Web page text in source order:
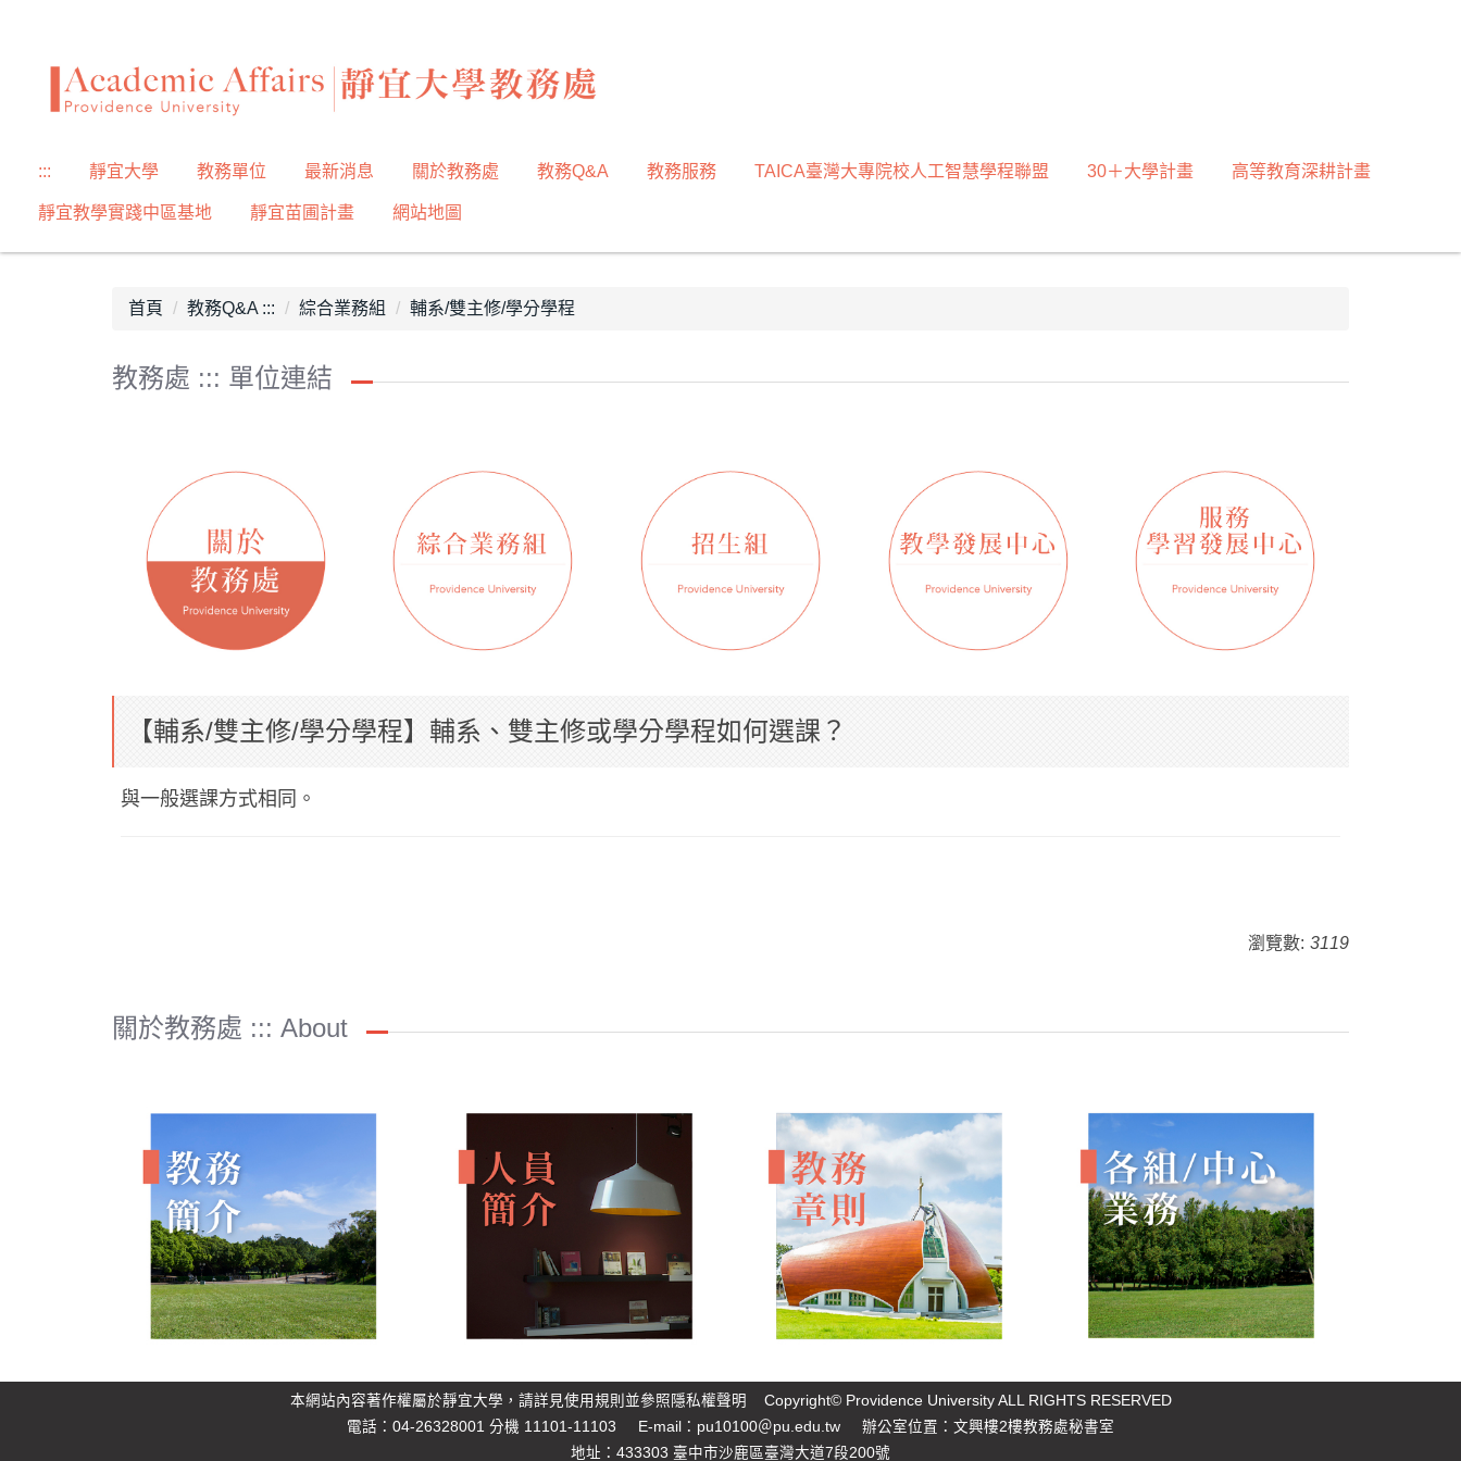
::: 靜宜大學 教務單位 最新消息 關於教務處 教務Q&A 教務服務 TAICA臺灣大專院校人工智慧學程聯盟 30＋大學計畫 高等教育深耕計畫
靜宜教學實踐中區基地 靜宜苗圃計畫 網站地圖
首頁 教務Q&A ::: 綜合業務組 輔系/雙主修/學分學程
教務處 ::: 單位連結
【輔系/雙主修/學分學程】輔系、雙主修或學分學程如何選課？
與一般選課方式相同。
瀏覽數: 3119
關於教務處 ::: About
本網站內容著作權屬於靜宜大學，請詳見使用規則 並參照 隱私權聲明 Copyright© Providence University ALL RIGHTS RESERVED
電話：04-26328001 分機 11101-11103 E-mail： pu10100＠pu.edu.tw 辦公室位置：文興樓2樓教務處秘書室
地址：433303 臺中市沙鹿區臺灣大道7段200號